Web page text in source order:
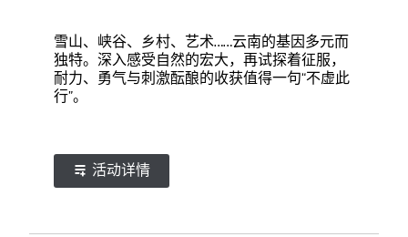
雪山、峡谷、乡村、艺术……云南的基因多元而
独特。深入感受自然的宏大，再试探着征服，
耐力、勇气与刺激酝酿的收获值得一句“不虚此
行”。
活动详情